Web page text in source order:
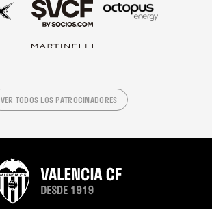
VER TODOS LOS PATROCINADORES